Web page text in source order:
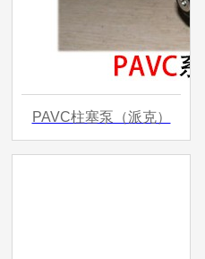
PAVC柱塞泵（派克）